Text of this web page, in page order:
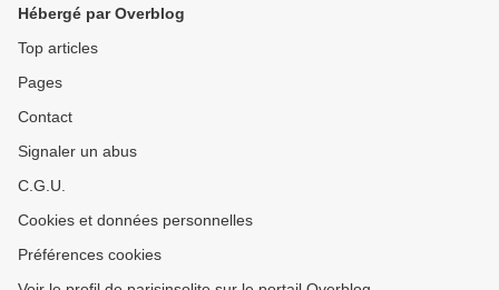
Hébergé par Overblog
Top articles
Pages
Contact
Signaler un abus
C.G.U.
Cookies et données personnelles
Préférences cookies